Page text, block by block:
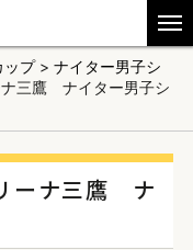
ップ> ナイター男子シ
三鷹 ナイター男子シ
ーナ三鷹 ナ